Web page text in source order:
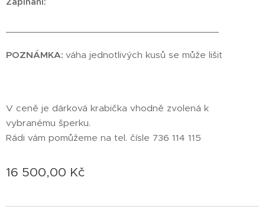
POZNÁMKA: váha jednotlivých kusů se může lišit
V ceně je dárková krabička vhodně zvolená k
vybranému šperku.
Rádi vám pomůžeme na tel. čísle 736 114 115
16 500,00 Kč